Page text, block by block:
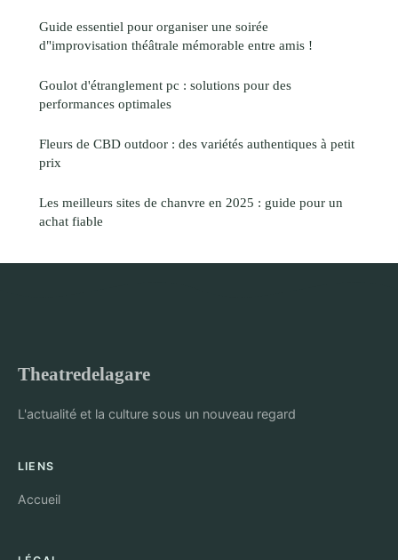
Guide essentiel pour organiser une soirée
d"improvisation théâtrale mémorable entre amis !
Goulot d'étranglement pc : solutions pour des
performances optimales
Fleurs de CBD outdoor : des variétés authentiques à petit
prix
Les meilleurs sites de chanvre en 2025 : guide pour un
achat fiable
Theatredelagare
L'actualité et la culture sous un nouveau regard
LIENS
Accueil